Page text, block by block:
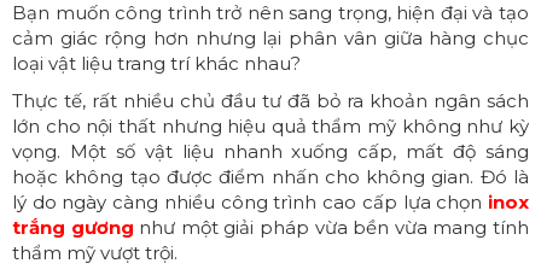
Bạn muốn công trình trở nên sang trọng, hiện đại và tạo
cảm giác rộng hơn nhưng lại phân vân giữa hàng chục
loại vật liệu trang trí khác nhau?
Thực tế, rất nhiều chủ đầu tư đã bỏ ra khoản ngân sách
lớn cho nội thất nhưng hiệu quả thẩm mỹ không như kỳ
vọng. Một số vật liệu nhanh xuống cấp, mất độ sáng
hoặc không tạo được điểm nhấn cho không gian. Đó là
lý do ngày càng nhiều công trình cao cấp lựa chọn inox
trắng gương như một giải pháp vừa bền vừa mang tính
thẩm mỹ vượt trội.